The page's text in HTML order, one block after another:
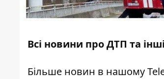
Всі новини про ДТП та
Більше новин в нашому